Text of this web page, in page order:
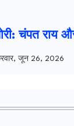
चंपत राय
जून 26, 2026